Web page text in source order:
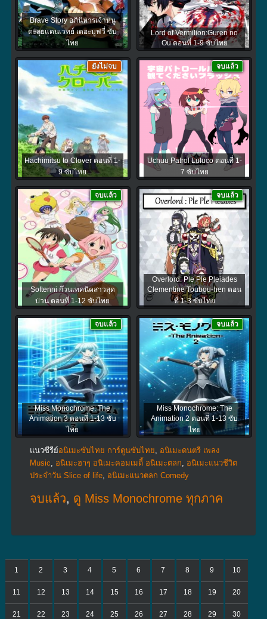
Brave Story อภินิหารเจ้าหนู
ตะลุยแดนเวทย์ เดอะมูฟวี่ ซับ
ไทย
Lord of Vermilion:Guren no
Ou ตอนที่ 1-9 ซับไทย
Hachimitsu to Clover ตอนที่ 1-
9 ซับไทย
ยังไม่จบ
Uchuu Patrol Luluco ตอนที่ 1-
7 ซับไทย
จบแล้ว
Softenni ก๊วนเทคนิคสาวสุด
ป่วน ตอนที่ 1-12 ซับไทย
จบแล้ว
Overlord: Ple Ple Pleiades
Clementine Toubou-hen ตอน
ที่ 1-3 ซับไทย
จบแล้ว
Miss Monochrome: The
Animation 3 ตอนที่ 1-13 ซับ
ไทย
จบแล้ว
Miss Monochrome: The
Animation 2 ตอนที่ 1-13 ซับ
ไทย
จบแล้ว
แนวซีรีย์อนิเมะซับไทย การ์ตูนซับไทย, อนิเมะดนตรี เพลง
Music, อนิเมะฮาๆ อนิเมะคอมเมดี้ อนิเมะตลก, อนิเมะแนวชีวิต
ประจําวัน Slice of life, อนิเมะแนวตลก Comedy
จบแล้ว, ดู Miss Monochrome ทุกภาค
1 2 3 4 5 6 7 8 9 10
11 12 13 14 15 16 17 18 19 20
21 22 23 24 25 26 27 28 29 30